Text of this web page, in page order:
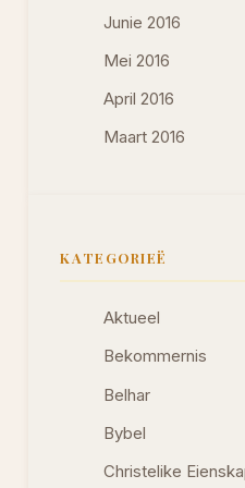
Junie 2016
Mei 2016
April 2016
Maart 2016
KATEGORIEË
Aktueel
Bekommernis
Belhar
Bybel
Christelike